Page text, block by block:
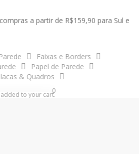
a partir de R$159,90 para Sul e
Faixas e Borders
Papel de Parede
& Quadros
0
to your cart.
Pedras | Canjiquinha | Tijolo